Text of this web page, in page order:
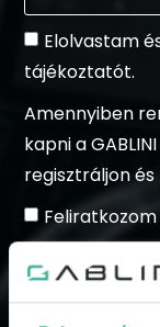
Elolvastam
tájékoztatót.
Amennyiben
kapni a
regisztráljon